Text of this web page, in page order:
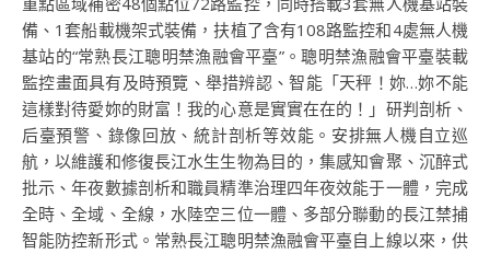
備、1套船載機架式裝備，扶植了含有108路監控和4處無人機
基站的“常熟長江聰明禁漁融會平臺”。聰明禁漁融會平臺裝載
監控畫面具有及時預覽、舉措辨認、智能「天秤！妳…妳不能
這樣對待愛妳的財富！我的心意是實實在在的！」研判剖析、
后臺預警、錄像回放、統計剖析等效能。安排無人機自立巡
航，以維護和修復長江水生生物為目的，集感知會聚、沉醉式
批示、年夜數據剖析和職員精準治理四年夜效能于一體，完成
全時、全域、全線，水陸空三位一體、多部分聯動的長江禁捕
智能防控新形式。常熟長江聰明禁漁融會平臺自上線以來，供